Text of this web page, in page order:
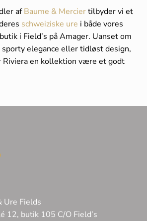
afBaume & Merciertilbyder vi et
schweiziske ure i både vores
i Field’s på Amager. Uanset om
elegance eller tidløst design,
Riviera en kollektion være et godt
Ure Fields
12, butik 105 C/O Field’s